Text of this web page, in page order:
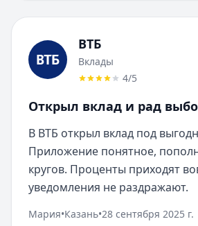
ВТБ
Вклады
4/5
Открыл вклад и рад
В ВТБ открыл вклад под
Приложение понятное,
кругов. Проценты приходят
уведомления не раздражают.
Мария•Казань•28 сентября 2025 г.